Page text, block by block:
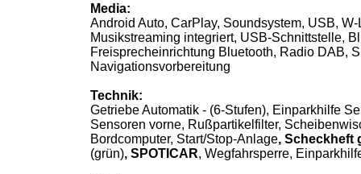
Media:
Android Auto, CarPlay, Soundsystem, USB,
Musikstreaming integriert, USB-Schnittstelle,
Freisprecheinrichtung Bluetooth, Radio DAB,
Navigationsvorbereitung
Technik:
Getriebe Automatik - (6-Stufen), Einparkhilfe
Sensoren vorne, Rußpartikelfilter,
Bordcomputer, Start/Stop-Anlage, Scheckheft
(grün), SPOTICAR, Wegfahrsperre,